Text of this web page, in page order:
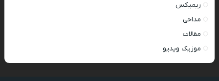
ریمیکس
مداحی
مقالات
موزیک ویدیو